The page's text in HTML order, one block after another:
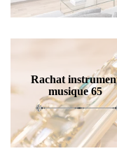
Rachat
musique 65